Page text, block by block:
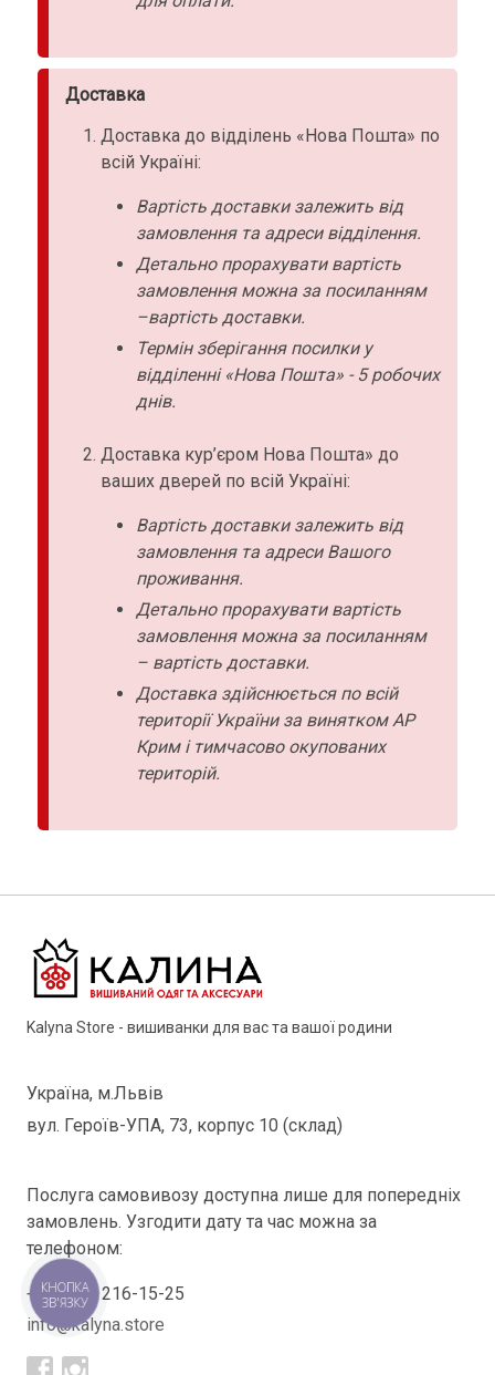
Доставка
Доставка до відділень «Нова Пошта» по
всій Україні:
Вартість доставки залежить від
замовлення та адреси відділення.
Детально прорахувати вартість
замовлення можна за посиланням
–вартість доставки.
Термін зберігання посилки у
відділенні «Нова Пошта» - 5 робочих
днів.
Доставка кур’єром Нова Пошта» до
ваших дверей по всій Україні:
Вартість доставки залежить від
замовлення та адреси Вашого
проживання.
Детально прорахувати вартість
замовлення можна за посиланням
– вартість доставки.
Доставка здійснюється по всій
території України за винятком АР
Крим і тимчасово окупованих
територій.
Kalyna Store - вишиванки для вас та вашої родини
Україна, м.Львів
вул. Героїв-УПА, 73, корпус 10 (склад)
Послуга самовивозу доступна лише для попередніх
замовлень. Узгодити дату та час можна за
телефоном:
+38(098) 216-15-25
info@kalyna.store
КНОПКА
ЗВ'ЯЗКУ